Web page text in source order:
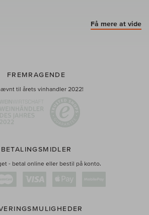
Få mere at vide
FREMRAGENDE
til årets vinhandler 2022!
BETALINGSMIDLER
- betal online eller bestil på konto.